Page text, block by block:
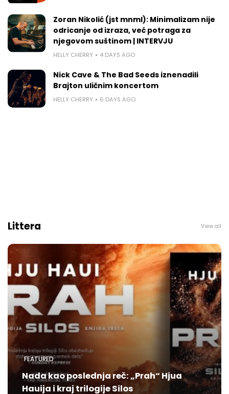
Zoran Nikolić (jst mnml): Minimalizam nije
odricanje od izraza, već potraga za
njegovom suštinom | INTERVJU
HELLY CHERRY 4 DAYS AGO
Nick Cave & The Bad Seeds iznenadili
Brajton uličnim koncertom
HELLY CHERRY 6 DAYS AGO
Littera View all
FEATURED
Nada kao poslednja reč: „Prah“ Hjua
Hauija i kraj trilogije Silos